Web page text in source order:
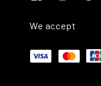
We accept